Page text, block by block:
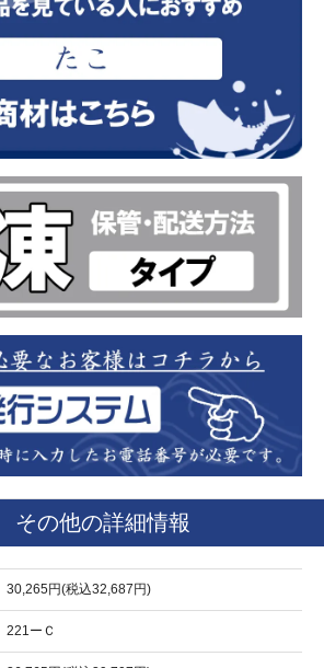
その他の詳細情報
30,265円(税込32,687円)
221ーＣ